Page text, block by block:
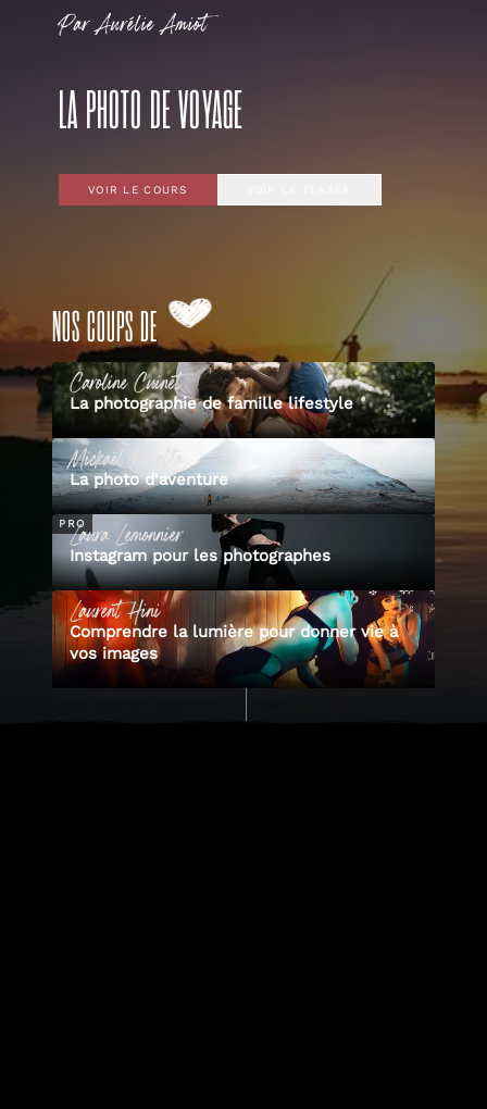
Par Aurélie Amiot
LA PHOTO DE VOYAGE
VOIR LE COURS
NOS COUPS DE
CarolineCuinet
La photographie de famille lifestyle
Mickaël
La photo d'aventure
PRO
LauraLemonnier
Instagram pour les photographes
LaurentHini
Comprendre la lumière pour donner vie à
vos images